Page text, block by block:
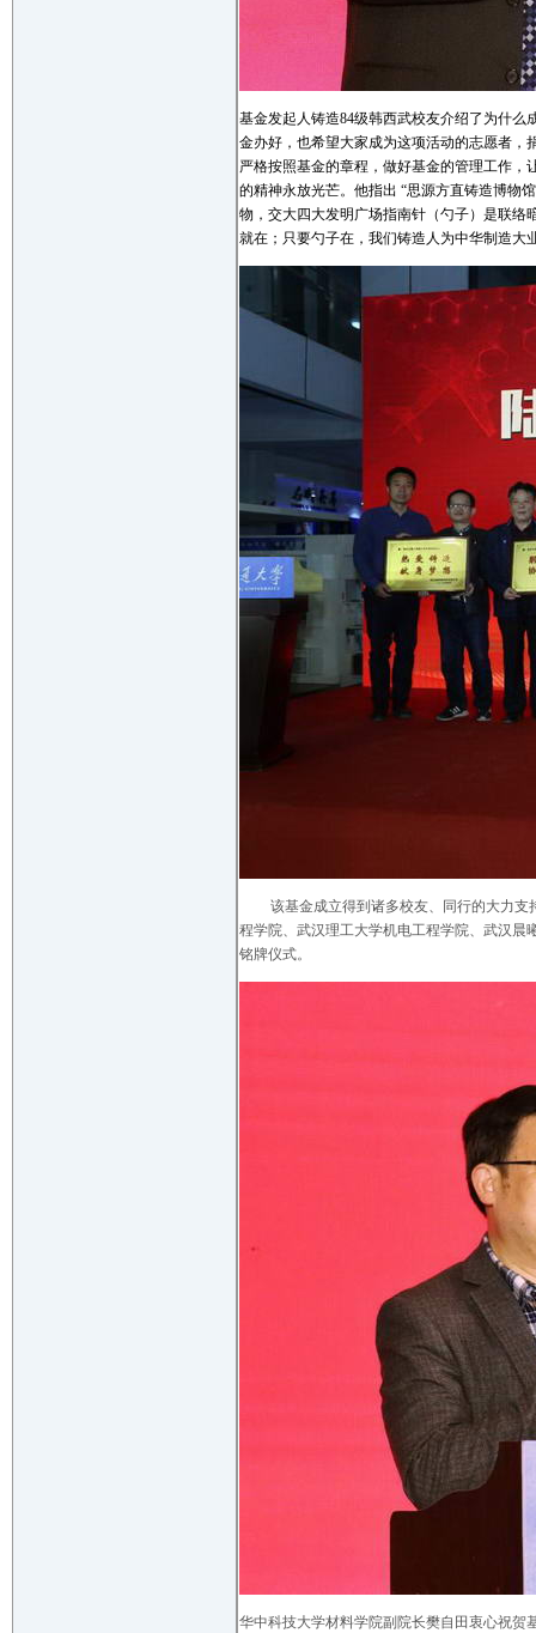
基金发起人铸造84级韩西武校友介绍了为什
金办好，也希望大家成为这项活动的志愿者，
严格按照基金的章程，做好基金的管理工作
的精神永放光芒。他指出 “思源方直铸造博物
物，交大四大发明广场指南针（勺子）是联络
就在；只要勺子在，我们铸造人为中华制造大
该基金成立得到诸多校友、同行的大力
程学院、武汉理工大学机电工程学院、武汉晨
铭牌仪式。
华中科技大学材料学院副院长樊自田衷心祝贺